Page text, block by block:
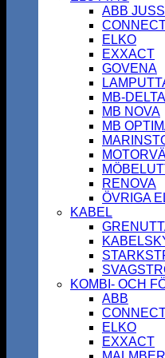
ABB JUSSI
ELKO
EXXACT
GOVENA
MB-DELTA
MB NOVA
MB
RENOVA
ÖVRIGA
KABEL
KOMBI- OCH
ABB
ELKO
EXXACT